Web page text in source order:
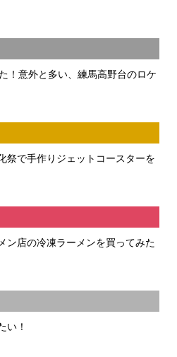
！意外と多い、練馬高野台のロケ
祭で手作りジェットコースターを
ン店の冷凍ラーメンを買ってみた
い！